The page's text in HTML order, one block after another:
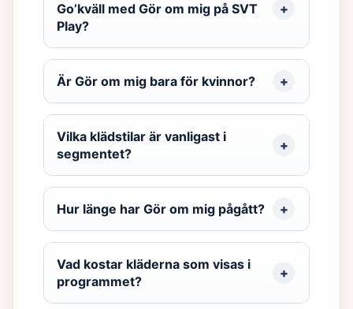
Go’kväll med Gör om mig på SVT
Play?
Är Gör om mig bara för kvinnor?
Vilka klädstilar är vanligast i
segmentet?
Hur länge har Gör om mig pågått?
Vad kostar kläderna som visas i
programmet?